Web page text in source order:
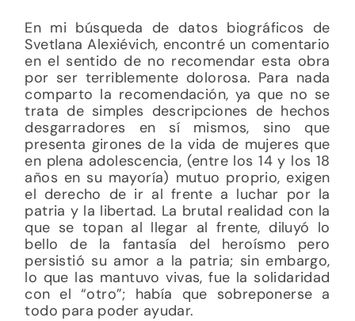
En mi búsqueda de datos biográficos de
Svetlana Alexiévich, encontré un comentario
en el sentido de no recomendar esta obra
por ser terriblemente dolorosa. Para nada
comparto la recomendación, ya que no se
trata de simples descripciones de hechos
desgarradores en sí mismos, sino que
presenta girones de la vida de mujeres que
en plena adolescencia, (entre los 14 y los 18
años en su mayoría) mutuo proprio, exigen
el derecho de ir al frente a luchar por la
patria y la libertad. La brutal realidad con la
que se topan al llegar al frente, diluyó lo
bello de la fantasía del heroísmo pero
persistió su amor a la patria; sin embargo,
lo que las mantuvo vivas, fue la solidaridad
con el “otro”; había que sobreponerse a
todo para poder ayudar.